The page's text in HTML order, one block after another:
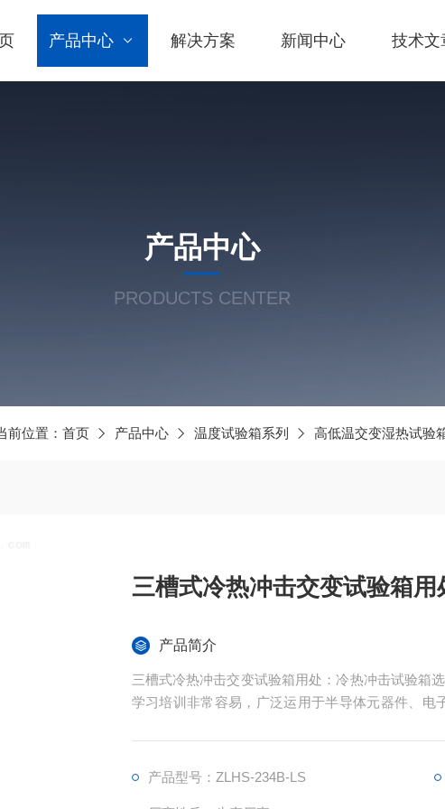
产品中心 解决方案 新闻中心 技术文
产品中心
PRODUCTS CENTER
前位置： 首页 产品中心 温度试验箱系列 高低温交变湿热试验
三槽式冷热冲击交变试验箱用
产品简介
三槽式冷热冲击交变试验箱用处：冷热冲击试验箱
学习培训非常容易，广泛运用于半导体元器件、电
产品型号：ZLHS-234B-LS